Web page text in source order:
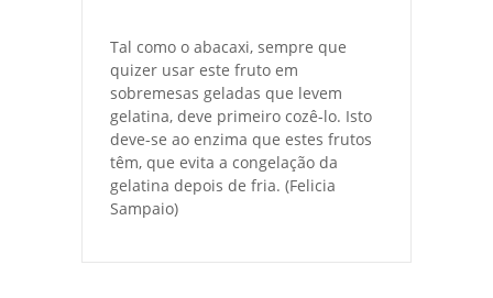
Tal como o abacaxi, sempre que
quizer usar este fruto em
sobremesas geladas que levem
gelatina, deve primeiro cozê-lo. Isto
deve-se ao enzima que estes frutos
têm, que evita a congelação da
gelatina depois de fria. (Felicia
Sampaio)